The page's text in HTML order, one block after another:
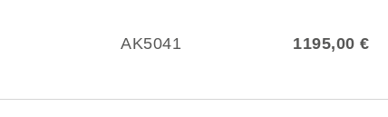
AK5041 1195,00 €